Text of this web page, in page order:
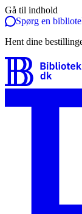
Gå til indhold
Spørg en
Hent dine